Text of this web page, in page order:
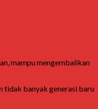
mampu mengembalikan
tidak banyak generasi baru